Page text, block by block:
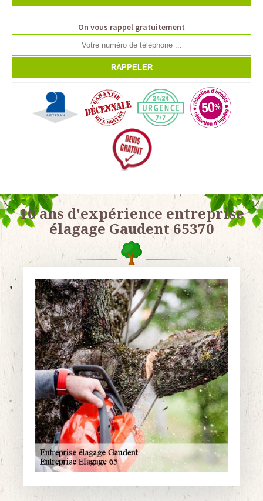
On vous rappel gratuitement
10 ans d'expérience entreprise
élagage Gaudent 65370